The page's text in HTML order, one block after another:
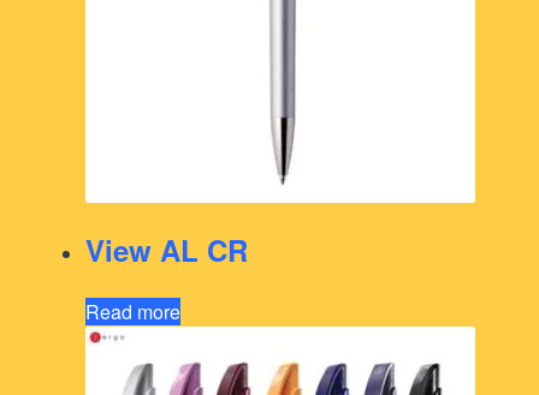
View AL CR
Read more